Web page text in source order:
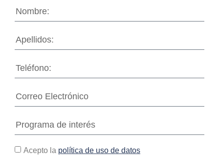
Acepto la política de uso de datos